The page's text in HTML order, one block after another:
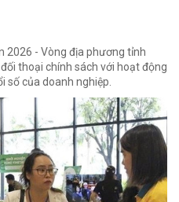
2026 - Vòng địa phương tỉnh
thoại chính sách với hoạt động
số của doanh nghiệp.